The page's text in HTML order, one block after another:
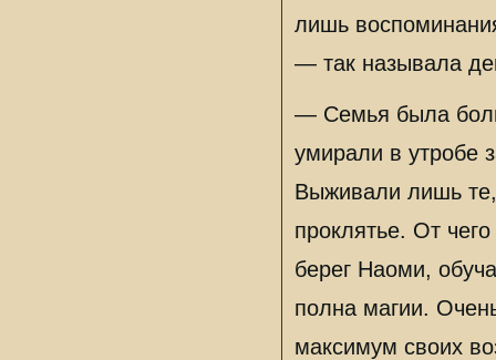
лишь
— так называла
— Семья была
умирали в утробе
Выживали лишь
проклятье. От
берег Наоми,
полна магии.
максимум своих